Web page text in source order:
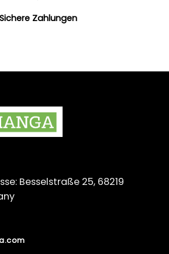
Sichere Zahlungen
Besselstraße 25, 68219